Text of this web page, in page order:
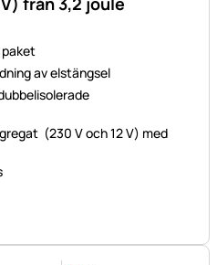
av elstängsel
(230 V och 12 V) med